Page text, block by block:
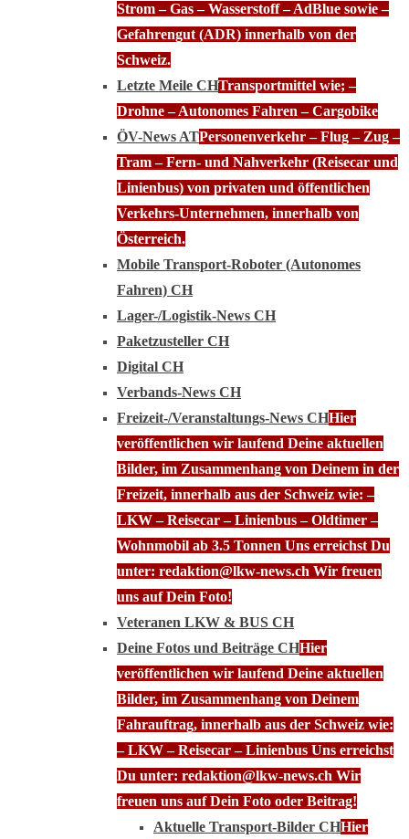
Strom – Gas – Wasserstoff – AdBlue sowie –
Gefahrengut (ADR) innerhalb von der
Schweiz.
Letzte Meile CHTransportmittel wie; –
Drohne – Autonomes Fahren – Cargobike
ÖV-News ATPersonenverkehr – Flug – Zug –
Tram – Fern- und Nahverkehr (Reisecar und
Linienbus) von privaten und öffentlichen
Verkehrs-Unternehmen, innerhalb von
Österreich.
Mobile Transport-Roboter (Autonomes
Fahren) CH
Lager-/Logistik-News CH
Paketzusteller CH
Digital CH
Verbands-News CH
Freizeit-/Veranstaltungs-News CHHier
veröffentlichen wir laufend Deine aktuellen
Bilder, im Zusammenhang von Deinem in der
Freizeit, innerhalb aus der Schweiz wie: –
LKW – Reisecar – Linienbus – Oldtimer –
Wohnmobil ab 3.5 Tonnen Uns erreichst Du
unter: redaktion@lkw-news.ch Wir freuen
uns auf Dein Foto!
Veteranen LKW & BUS CH
Deine Fotos und Beiträge CHHier
veröffentlichen wir laufend Deine aktuellen
Bilder, im Zusammenhang von Deinem
Fahrauftrag, innerhalb aus der Schweiz wie:
– LKW – Reisecar – Linienbus Uns erreichst
Du unter: redaktion@lkw-news.ch Wir
freuen uns auf Dein Foto oder Beitrag!
Aktuelle Transport-Bilder CHHier